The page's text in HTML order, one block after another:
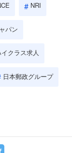
NRI
パン
クラス求人
日本郵政グループ